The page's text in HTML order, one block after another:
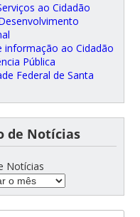
ao Cidadão
informação ao Cidadão
Pública
Federal de Santa
de Notícias
Notícias